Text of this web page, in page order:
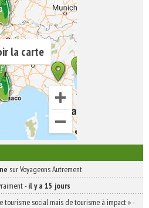
la carte
sur Voyageons Autrement
-il y a 15 jours
tourisme social mais de tourisme à impact »-